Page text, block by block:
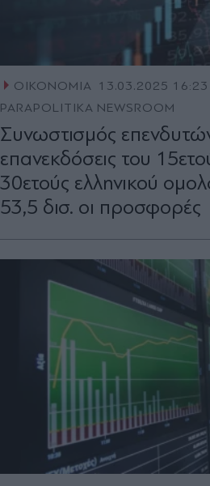
ΟΙΚΟΝΟΜΙΑ 13.03.2025 16:23
PARAPOLITIKA NEWSROOM
Συνωστισμός
επανεκδόσεις του
30ετούς ελληνικού
53,5 δισ. οι προσφορές